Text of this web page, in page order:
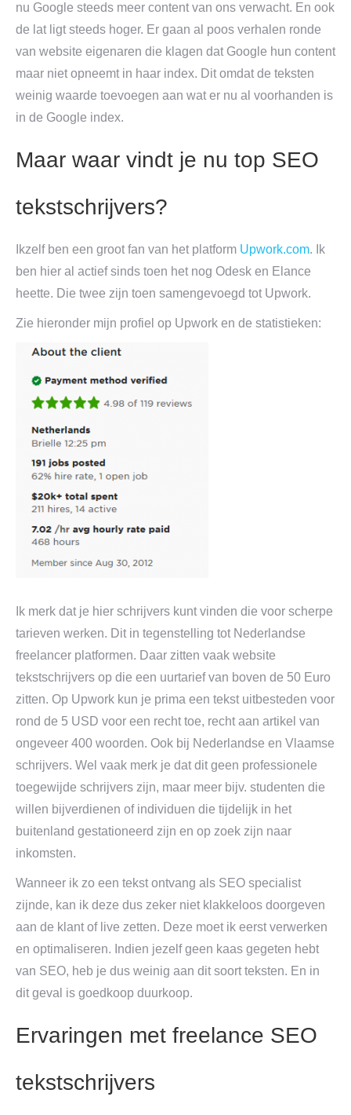
nu Google steeds meer content van ons verwacht. En ook
de lat ligt steeds hoger. Er gaan al poos verhalen ronde
van website eigenaren die klagen dat Google hun content
maar niet opneemt in haar index. Dit omdat de teksten
weinig waarde toevoegen aan wat er nu al voorhanden is
in de Google index.
Maar waar vindt je nu top SEO
tekstschrijvers?
Ikzelf ben een groot fan van het platform Upwork.com. Ik
ben hier al actief sinds toen het nog Odesk en Elance
heette. Die twee zijn toen samengevoegd tot Upwork.
Zie hieronder mijn profiel op Upwork en de statistieken:
Ik merk dat je hier schrijvers kunt vinden die voor scherpe
tarieven werken. Dit in tegenstelling tot Nederlandse
freelancer platformen. Daar zitten vaak website
tekstschrijvers op die een uurtarief van boven de 50 Euro
zitten. Op Upwork kun je prima een tekst uitbesteden voor
rond de 5 USD voor een recht toe, recht aan artikel van
ongeveer 400 woorden. Ook bij Nederlandse en Vlaamse
schrijvers. Wel vaak merk je dat dit geen professionele
toegewijde schrijvers zijn, maar meer bijv. studenten die
willen bijverdienen of individuen die tijdelijk in het
buitenland gestationeerd zijn en op zoek zijn naar
inkomsten.
Wanneer ik zo een tekst ontvang als SEO specialist
zijnde, kan ik deze dus zeker niet klakkeloos doorgeven
aan de klant of live zetten. Deze moet ik eerst verwerken
en optimaliseren. Indien jezelf geen kaas gegeten hebt
van SEO, heb je dus weinig aan dit soort teksten. En in
dit geval is goedkoop duurkoop.
Ervaringen met freelance SEO
tekstschrijvers